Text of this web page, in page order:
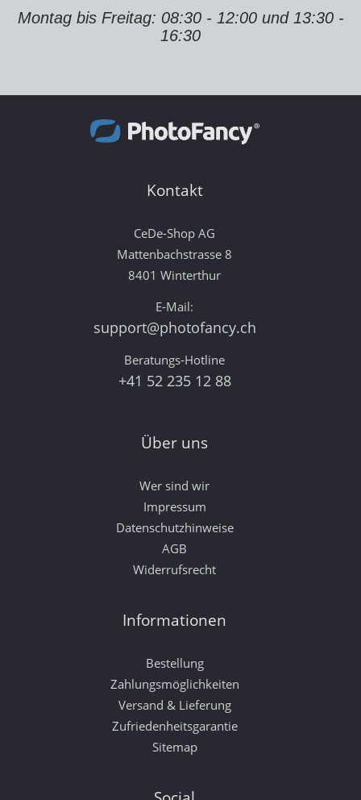
Montag bis Freitag: 08:30 - 12:00 und 13:30 -
16:30
Kontakt
CeDe-Shop AG
Mattenbachstrasse 8
8401 Winterthur
E-Mail:
support@photofancy.ch
Beratungs-Hotline
+41 52 235 12 88
Über uns
Wer sind wir
Impressum
Datenschutzhinweise
AGB
Widerrufsrecht
Informationen
Bestellung
Zahlungsmöglichkeiten
Versand & Lieferung
Zufriedenheitsgarantie
Sitemap